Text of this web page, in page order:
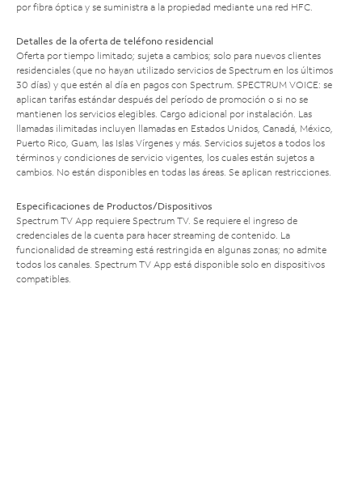
por fibra óptica y se suministra a la propiedad mediante una red HFC.
Detalles de la oferta de teléfono residencial
Oferta por tiempo limitado; sujeta a cambios; solo para nuevos clientes
residenciales (que no hayan utilizado servicios de Spectrum en los últimos
30 días) y que estén al día en pagos con Spectrum. SPECTRUM VOICE: se
aplican tarifas estándar después del período de promoción o si no se
mantienen los servicios elegibles. Cargo adicional por instalación. Las
llamadas ilimitadas incluyen llamadas en Estados Unidos, Canadá, México,
Puerto Rico, Guam, las Islas Vírgenes y más. Servicios sujetos a todos los
términos y condiciones de servicio vigentes, los cuales están sujetos a
cambios. No están disponibles en todas las áreas. Se aplican restricciones.
Especificaciones de Productos/Dispositivos
Spectrum TV App requiere Spectrum TV. Se requiere el ingreso de
credenciales de la cuenta para hacer streaming de contenido. La
funcionalidad de streaming está restringida en algunas zonas; no admite
todos los canales. Spectrum TV App está disponible solo en dispositivos
compatibles.